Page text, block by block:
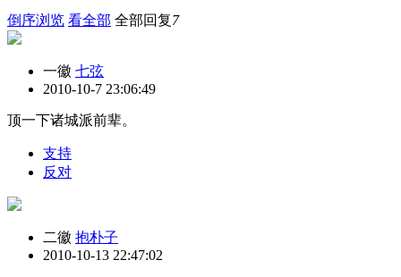
倒序浏览 看全部 全部回复7
一徽 七弦
2010-10-7 23:06:49
顶一下诸城派前辈。
支持
反对
二徽 抱朴子
2010-10-13 22:47:02